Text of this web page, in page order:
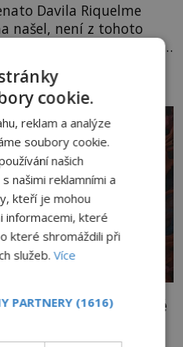
Davila Riquelme
našel, není z tohoto
malého muzea v
nedaleko
sestupuje z posvátné
touto zprávou naloží.
Vědci
Už na
my z daleké
cookie.
reklam a analýze
soubory cookie.
našich
našimi reklamními a
kteří je mohou
informacemi, které
které shromáždili při
služeb.Více
PARTNERY (1616)